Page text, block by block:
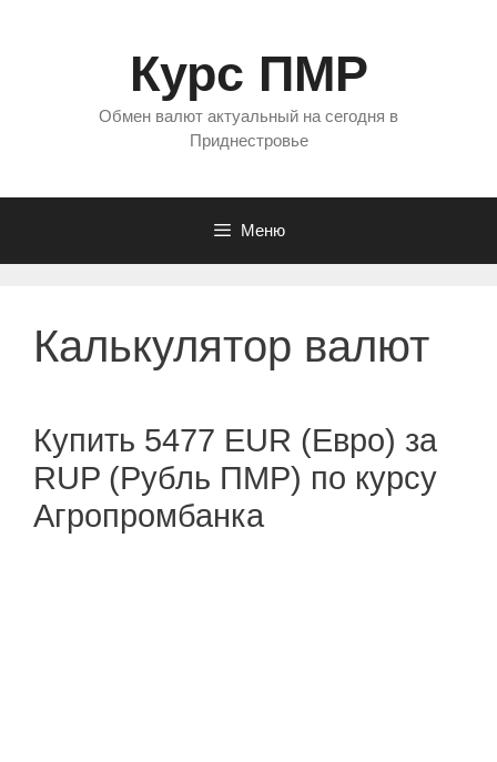
Курс ПМР
Обмен валют актуальный на сегодня в
Приднестровье
Меню
Калькулятор валют
Купить 5477 EUR (Евро) за
RUP (Рубль ПМР) по курсу
Агропромбанка